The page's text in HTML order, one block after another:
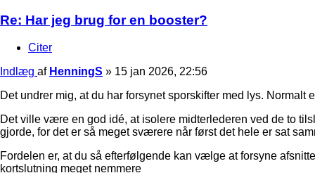
Re: Har jeg brug for en booster?
Citer
Indlæg af HenningS » 15 jan 2026, 22:56
Det undrer mig, at du har forsynet sporskifter med lys.
Det ville være en god idé, at isolere midterlederen ved de to
gjorde, for det er så meget sværere når først det hele er sat
Fordelen er, at du så efterfølgende kan vælge at forsyne
kortslutning meget nemmere